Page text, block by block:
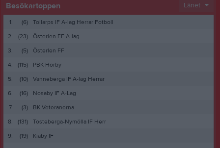
Besökartoppen Länet
1. (6)
Tollarps IF A-lag Herrar Fotboll
2.
(23)
Österlen FF A-lag
3.
(5)
Österlen FF
4.
(115)
PBK Hörby
5.
(10)
Vanneberga IF A-lag Herrar
6.
(16)
Nosaby IF A-Lag
7.
(3)
BK Veteranerna
8.
(131)
Tosteberga-Nymölla IF Herr
9.
(19)
Kiaby IF